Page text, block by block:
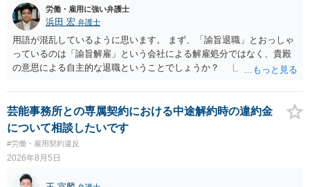
方がいれば一緒に相談してみるといいでしょう。
労働・雇用に強い弁護士
浜田 宏 弁護士
用語が混乱しているように思います。 まず、「諭旨退職」とおっしゃ
っているのは「諭旨解雇」という会社による解雇処分ではなく、貴殿
の意思による自主的な退職ということでしょうか？ しかし、記載さ
す。 その場合、解雇には客観的で合理的な理由が必要であり、かつ
解雇という処分が社会通念上相当と認められない限り、解雇は無効で
す。 結局、貴殿のネット炎上の内容や原因、勤務先に与えた影響な
どを具体的に検討しなければ、何とも申し上げることができません。
また、育児休業法関係の問題もあるかもしれません。 ある程度労働
法に関する専門的な知識が必要な事案ですので、一度、お近くの弁護
士にご相談下さい。
芸能事務所との専属契約における中途解約時の違約金
について相談したいです
#労働・雇用契約違反
2026年8月5日